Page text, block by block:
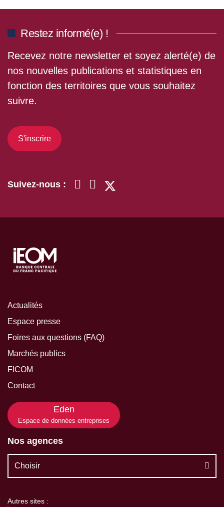
Restez informé(e) !
Recevez notre newsletter et soyez alerté(e) de
nos nouvelles publications et statistiques en
fonction des territoires que vous souhaitez
suivre.
S'inscrire
Suivez-nous :
Actualités
Espace presse
Foires aux questions (FAQ)
Marchés publics
FICOM
Contact
Eden
Espace de données entreprises
Nos agences
Choisir
Autres sites :